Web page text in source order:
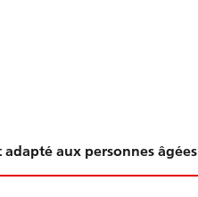
aux personnes âgées